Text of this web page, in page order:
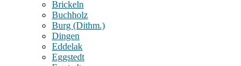
Brickeln
Buchholz
Burg (Dithm.)
Dingen
Eddelak
Eggstedt